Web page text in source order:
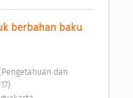
berbahan baku